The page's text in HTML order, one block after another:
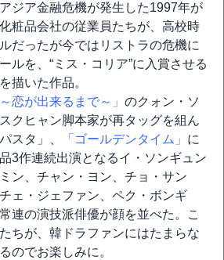
ジア金融危機が発生した1997年が
粧品会社の従業員たちが、高校時
だったが今ではリストラの危機に
ルを、“ミス・コリア”に入賞させる
描いた作品。
恋が出来るまで～」 のクォン・ソ
クヒャン脚本家が再タッグを組ん
スタ」、
「ゴールデンタイム」 に
3作連続出演となるイ・ソンギュン
ン、チャン・ヨン、チョ・サン
ェ・ジェファン、ペク・ボンギ
連の演技派俳優が顔を並べた。こ
ちが、韓ドラファンにはたまらな
のでお楽しみに。